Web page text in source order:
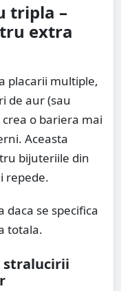
tripla –
extra
placarii multiple,
de aur (sau
o bariera mai
Aceasta
bijuteriile din
repede.
se specifica
totala.
stralucirii